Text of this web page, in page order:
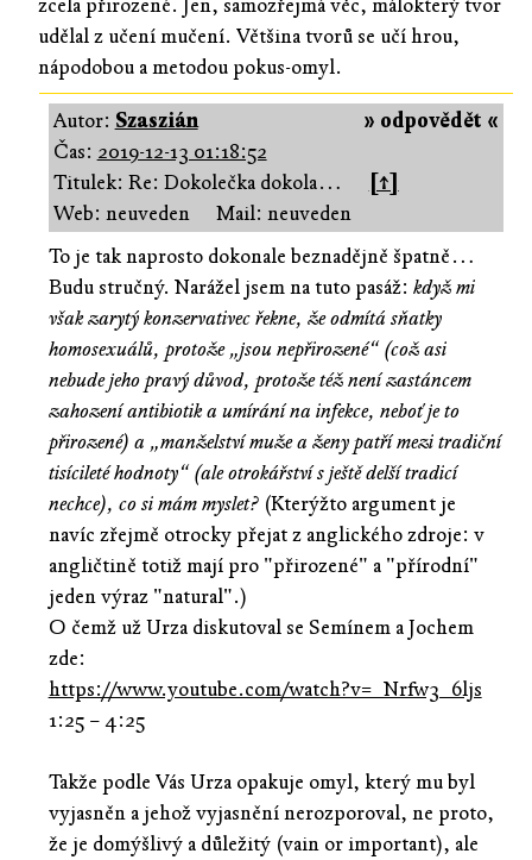
zcela přirozené. Jen, samozřejmá věc, málokterý tvor
udělal z učení mučení. Většina tvorů se učí hrou,
nápodobou a metodou pokus-omyl.
» odpovědět «
Autor: Szaszián
Čas: 2019-12-13 01:18:52
Titulek: Re: Dokolečka dokola…
[↑]
Web: neuveden
Mail: neuveden
To je tak naprosto dokonale beznadějně špatně…
Budu stručný. Narážel jsem na tuto pasáž: když mi
však zarytý konzervativec řekne, že odmítá sňatky
homosexuálů, protože „jsou nepřirozené“ (což asi
nebude jeho pravý důvod, protože též není zastáncem
zahození antibiotik a umírání na infekce, neboť je to
přirozené) a „manželství muže a ženy patří mezi tradiční
tisícileté hodnoty“ (ale otrokářství s ještě delší tradicí
nechce), co si mám myslet?(Kterýžto argument je
navíc zřejmě otrocky přejat z anglického zdroje: v
angličtině totiž mají pro "přirozené" a "přírodní"
jeden výraz "natural".)
O čemž už Urza diskutoval se Semínem a Jochem
zde:
https://www.youtube.com/watch?v=_Nrfw3_6ljs
1:25 – 4:25
Takže podle Vás Urza opakuje omyl, který mu byl
vyjasněn a jehož vyjasnění nerozporoval, ne proto,
že je domýšlivý a důležitý (vain or important), ale